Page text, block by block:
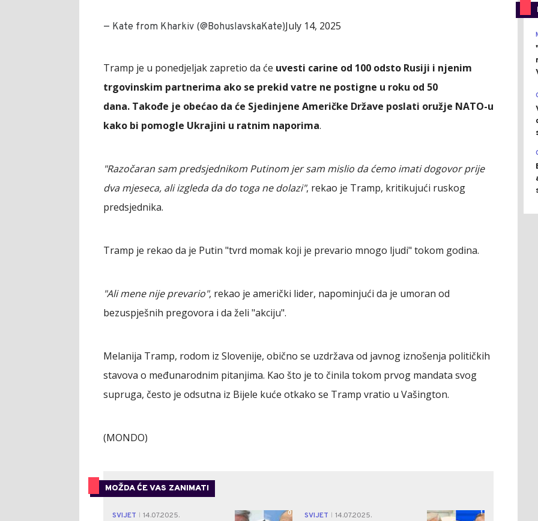
— Kate from Kharkiv (@BohuslavskaKate)July 14, 2025
Tramp je u ponedjeljak zapretio da će uvesti carine od 100 odsto Rusiji i njenim
trgovinskim partnerima ako se prekid vatre ne postigne u roku od 50
dana. Takođe je obećao da će Sjedinjene Američke Države poslati oružje NATO-u
kako bi pomogle Ukrajini u ratnim naporima.
"Razočaran sam predsjednikom Putinom jer sam mislio da ćemo imati dogovor prije
dva mjeseca, ali izgleda da do toga ne dolazi", rekao je Tramp, kritikujući ruskog
predsjednika.
Tramp je rekao da je Putin "tvrd momak koji je prevario mnogo ljudi" tokom godina.
"Ali mene nije prevario", rekao je američki lider, napominjući da je umoran od
bezuspješnih pregovora i da želi "akciju".
Melanija Tramp, rodom iz Slovenije, obično se uzdržava od javnog iznošenja političkih
stavova o međunarodnim pitanjima. Kao što je to činila tokom prvog mandata svog
supruga, često je odsutna iz Bijele kuće otkako se Tramp vratio u Vašington.
(MONDO)
MOŽDA ĆE VAS ZANIMATI
SVIJET
14.07.2025.
0 SVIJET
14.07.2025.
1